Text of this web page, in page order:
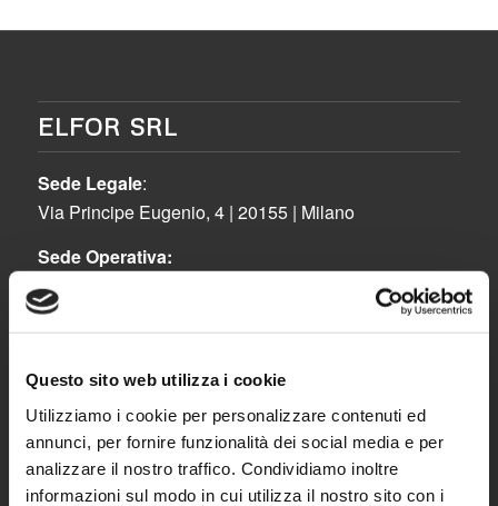
Questo sito web utilizza i cookie
Utilizziamo i cookie per personalizzare contenuti ed
annunci, per fornire funzionalità dei social media e per
analizzare il nostro traffico. Condividiamo inoltre
informazioni sul modo in cui utilizza il nostro sito con i
ELFOR SRL
Sede Legale:
Via Principe Eugenio, 4 | 20155 | Milano
Sede Operativa:
Via Lavoratori Autobianchi, 1 – Strada 8 – Edificio
22/F | 20832 | Desio (MB)
Fax 0362.1400333